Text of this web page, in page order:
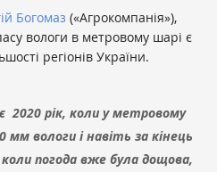
Богомаз («Агрокомпанія»),
вологи в метровому шарі є
регіонів України.
2020 рік, коли у метровому
вологи і навіть за кінець
погода вже була дощова,